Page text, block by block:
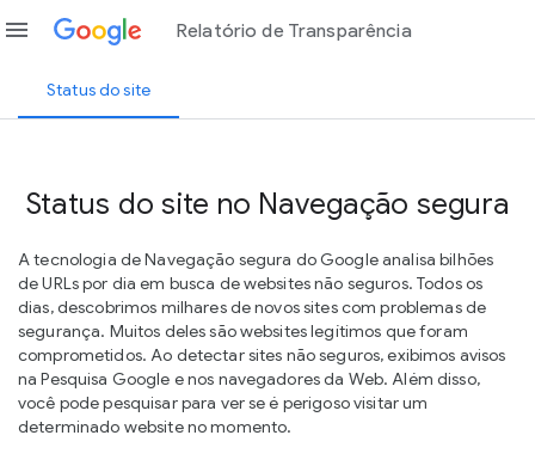
menu Relatório de Transparência
Status do site
Status do site no Navegação segura
A tecnologia de Navegação segura do Google analisa bilhões
de URLs por dia em busca de websites não seguros. Todos os
dias, descobrimos milhares de novos sites com problemas de
segurança. Muitos deles são websites legítimos que foram
comprometidos. Ao detectar sites não seguros, exibimos avisos
na Pesquisa Google e nos navegadores da Web. Além disso,
você pode pesquisar para ver se é perigoso visitar um
determinado website no momento.